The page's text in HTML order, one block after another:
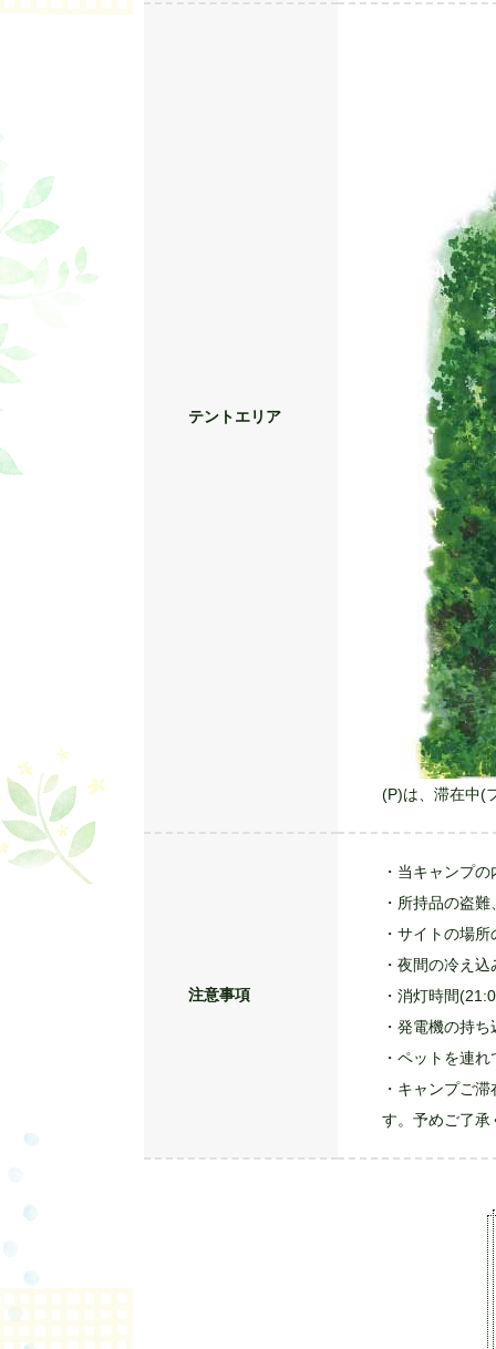
テントエリア
(P)は、滞在中(
注意事項
・当キャンプ
・所持品の盗
・サイトの場
・夜間の冷え
・消灯時間
・発電機の持
・ペットを連
・キャンプご
す。予めご了承